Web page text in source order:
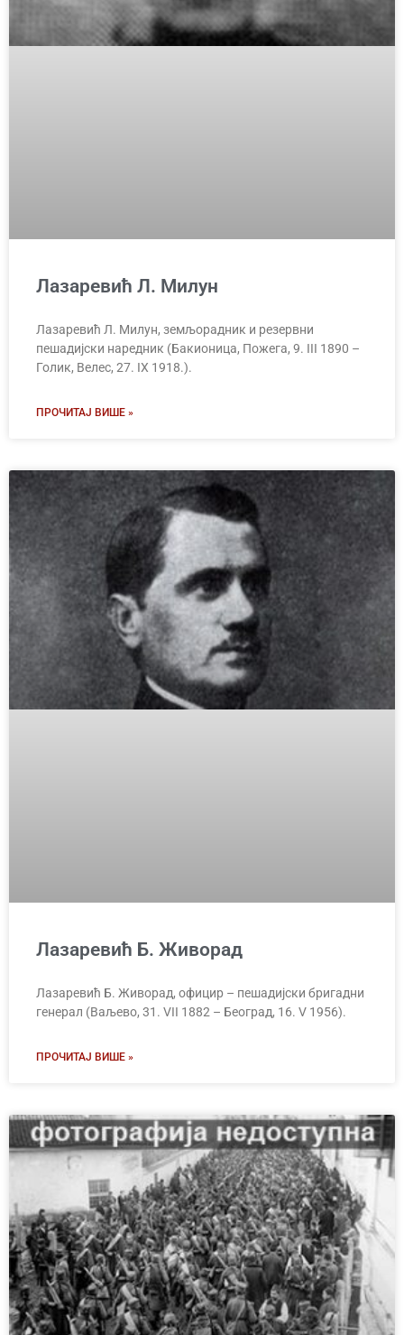
Лазаревић Л. Милун
Лазаревић Л. Милун, земљорадник и резервни
пешадијски наредник (Бакионица, Пожега, 9. III 1890 –
Голик, Велес, 27. IX 1918.).
ПРОЧИТАЈ ВИШЕ »
Лазаревић Б. Живорад
Лазаревић Б. Живорад, официр – пешадијски бригадни
генерал (Ваљево, 31. VII 1882 – Београд, 16. V 1956).
ПРОЧИТАЈ ВИШЕ »